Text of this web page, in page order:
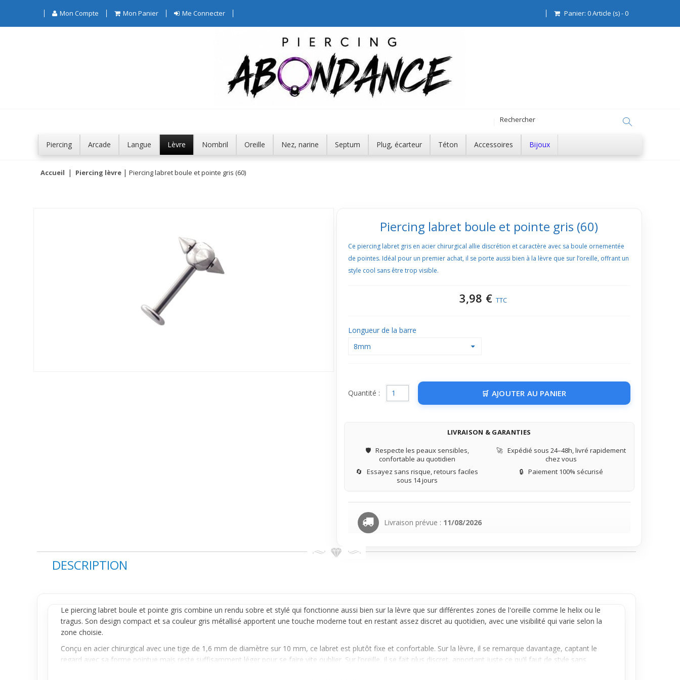
Mon Compte Mon Panier Me Connecter Panier: 0Article (s)-0
Piercing Arcade Langue Lèvre Nombril Oreille Nez, narine Septum Plug, écarteur Téton Accessoires Bijoux
Accueil Piercing lèvre Piercing labret boule et pointe gris (60)
Piercing labret boule et pointe gris (60)
Ce piercing labret gris en acier chirurgical allie discrétion et caractère avec sa boule ornementée
de pointes. Idéal pour un premier achat, il se porte aussi bien à la lèvre que sur l’oreille, offrant un
style cool sans être trop visible.
3,98 € TTC
Longueur de la barre
8mm
Quantité : AJOUTER AU PANIER
LIVRAISON & GARANTIES
🛡️ Respecte les peaux sensibles,
confortable au quotidien
🚀 Expédié sous 24–48h, livré rapidement
chez vous
🔄 Essayez sans risque, retours faciles
sous 14 jours
🔒 Paiement 100% sécurisé
Livraison prévue : 11/08/2026
DESCRIPTION
Le piercing labretboule et pointe gris combine un rendu sobre et stylé qui fonctionne aussi bien sur la lèvre que sur différentes zones de l'oreille comme le helix ou le
tragus. Son design compact et sa couleur gris métallisé apportent une touche moderne tout en restant assez discret au quotidien, avec une visibilité qui varie selon la
zone choisie.
Conçu en acier chirurgical avec une tige de 1,6 mm de diamètre sur 10 mm, ce labretest plutôt fixe et confortable. Sur la lèvre, il se remarque davantage, captant le
regard avec sa forme pointue mais reste suffisamment léger pour se faire vite oublier. Sur l’oreille, il se fait plus discret, apportant juste ce qu’il faut de style sans